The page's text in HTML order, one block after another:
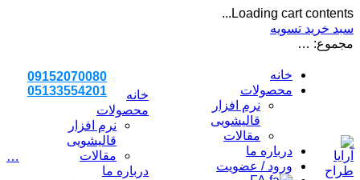
Loading cart contents...
سبد خرید تسویه
مجموع: …
خانه
محصولات
نرم افزار
قالیشویی
مقالات
درباره ما
ورود / عضویت
09152070080
05133554201
خانه
محصولات
نرم افزار
قالیشویی
مقالات
درباره ما
…